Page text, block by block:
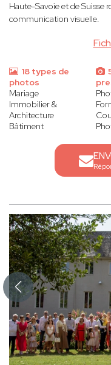
Haute-Savoie et de Suisse
communication visuelle.
18 types de
photos
Mariage
Immobilier &
Architecture
Bâtiment